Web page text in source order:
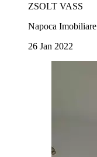
ZSOLT VASS
Napoca Imobiliare
26 Jan 2022